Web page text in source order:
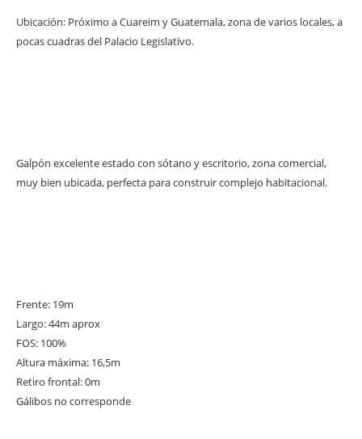
Ubicación: Próximo a Cuareim y Guatemala, zona de varios locales, a
pocas cuadras del Palacio Legislativo.
Galpón excelente estado con sótano y escritorio, zona comercial,
muy bien ubicada, perfecta para construir complejo habitacional.
Frente: 19m
Largo: 44m aprox
FOS: 100%
Altura máxima: 16,5m
Retiro frontal: 0m
Gálibos no corresponde